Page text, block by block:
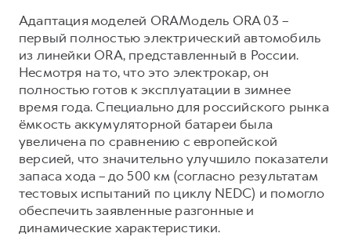
Адаптация моделей ORAМодель ORA 03 –
первый полностью электрический автомобиль
из линейки ORA, представленный в России.
Несмотря на то, что это электрокар, он
полностью готов к эксплуатации в зимнее
время года. Специально для российского рынка
ёмкость аккумуляторной батареи была
увеличена по сравнению с европейской
версией, что значительно улучшило показатели
запаса хода – до 500 км (согласно результатам
тестовых испытаний по циклу NEDC) и помогло
обеспечить заявленные разгонные и
динамические характеристики.